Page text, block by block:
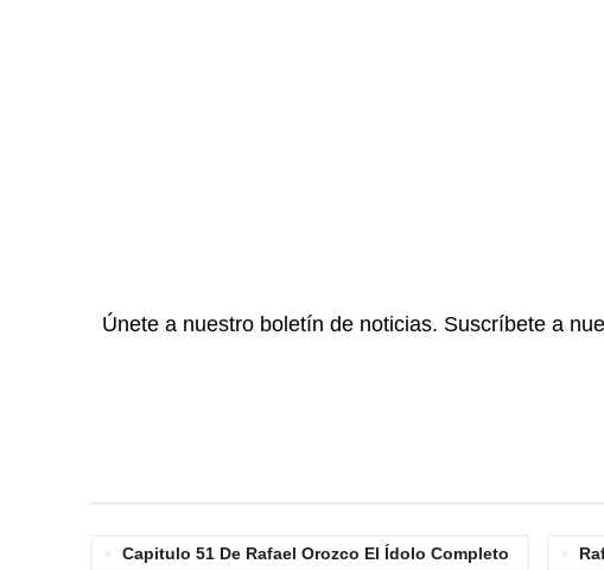
Únete a nuestro boletín de noticias. Suscríbete a
Capitulo 51 De Rafael Orozco El Ídolo Completo